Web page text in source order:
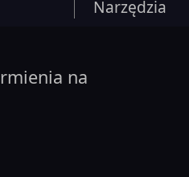
Narzędzia
na